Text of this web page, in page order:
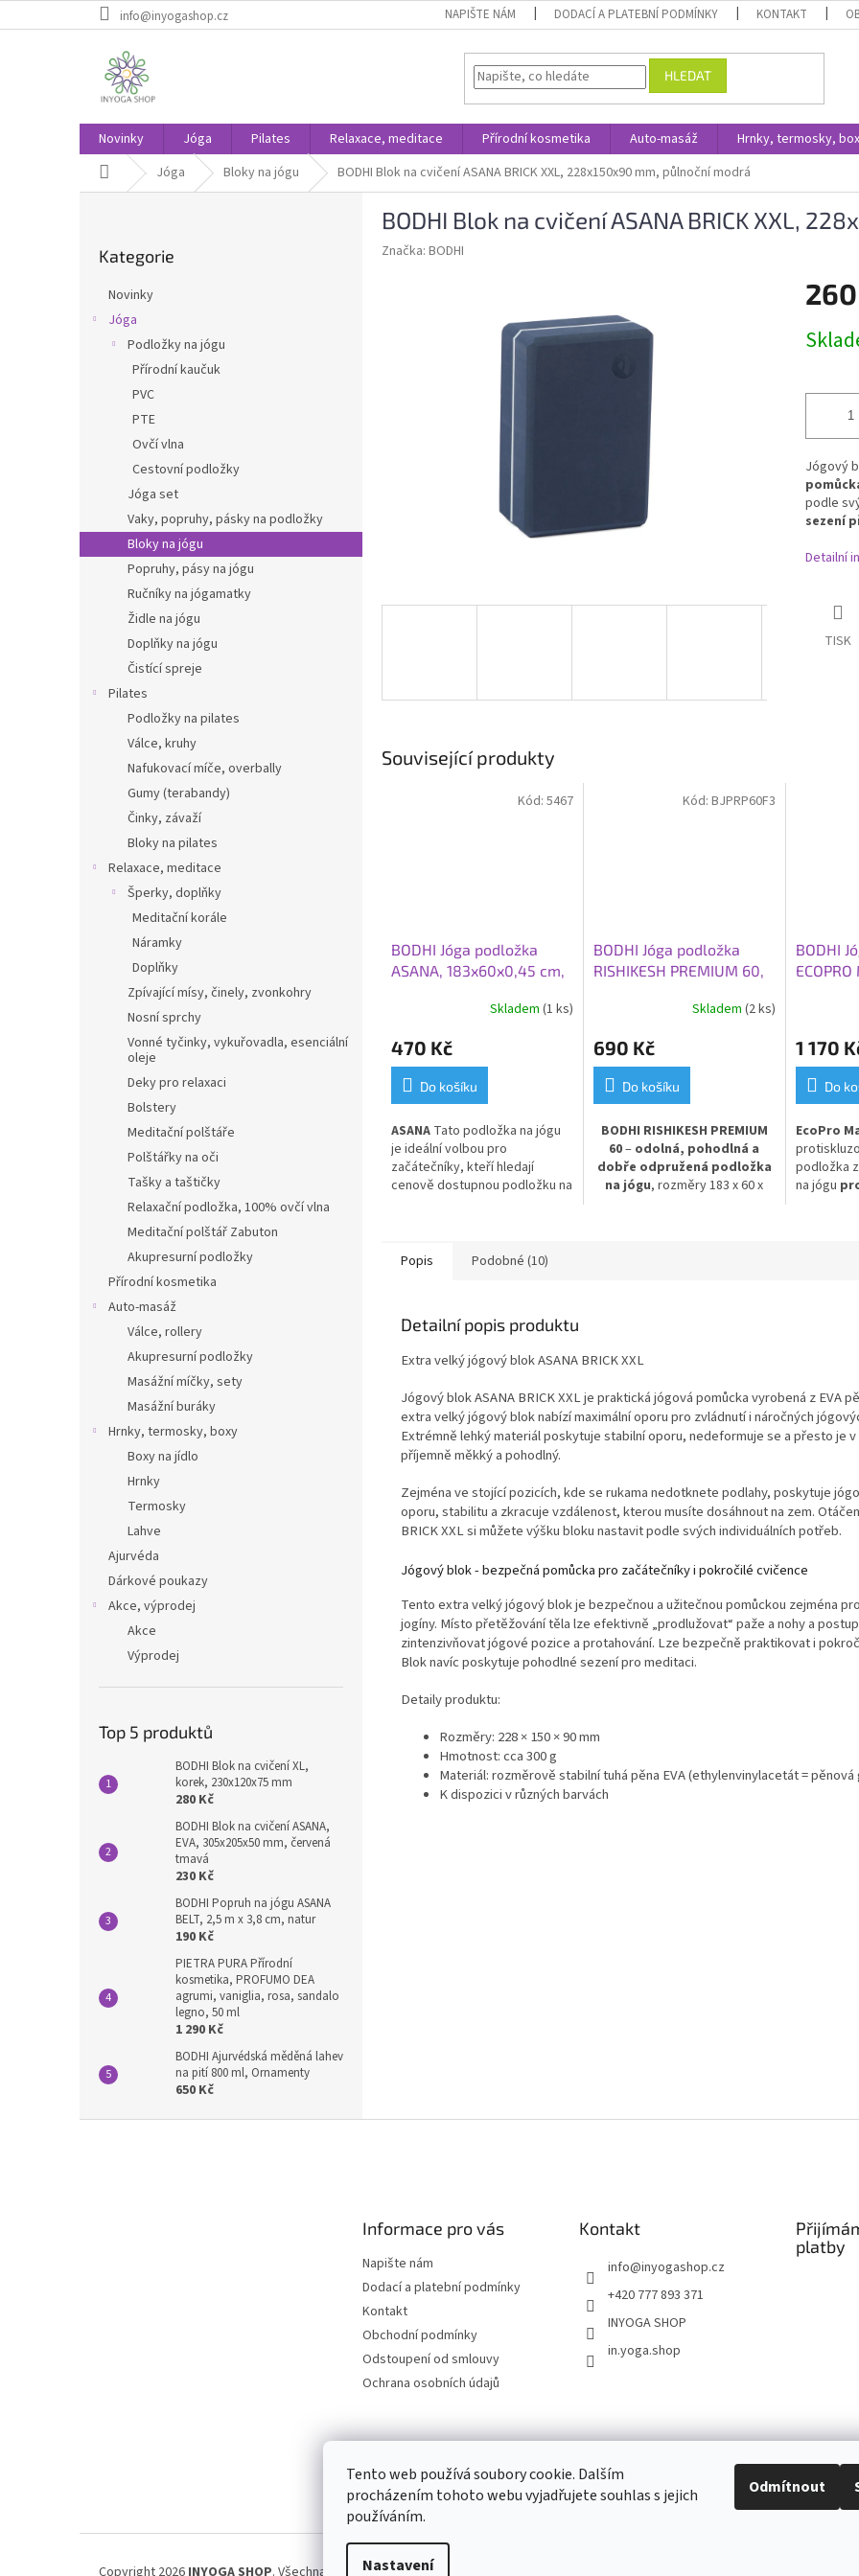
Tento web používá soubory cookie. Dalším
procházením tohoto webu vyjadřujete souhlas s jejich
používáním.
Nastavení
Odmítnout
na
info@inyogashop.cz NAPIŠTE NÁM DODACÍ A PLATEBNÍ PODMÍNKY KONTAKT
HLEDAT
Novinky Jóga Pilates Relaxace, meditace Přírodní kosmetika Auto-masáž Hrnky, termosky,
Domů Jóga Bloky na jógu BODHI Blok na cvičení ASANA BRICK XXL, 228x150x90 mm, půlnoční modrá
kategorie
Kategorie
Novinky
Jóga
Podložky na jógu
Přírodní kaučuk
PVC
PTE
Ovčí vlna
Cestovní podložky
Jóga set
Vaky, popruhy, pásky na podložky
Bloky na jógu
Popruhy, pásy na jógu
Ručníky na jógamatky
Židle na jógu
Doplňky na jógu
Čistící spreje
Pilates
Podložky na pilates
Válce, kruhy
Nafukovací míče, overbally
Gumy (terabandy)
Činky, závaží
Bloky na pilates
Relaxace, meditace
Šperky, doplňky
Meditační korále
Náramky
Doplňky
Zpívající mísy, činely, zvonkohry
Nosní sprchy
Vonné tyčinky, vykuřovadla, esenciální
oleje
Deky pro relaxaci
Bolstery
Meditační polštáře
Polštářky na oči
Tašky a taštičky
Relaxační podložka, 100% ovčí vlna
Meditační polštář Zabuton
Akupresurní podložky
Přírodní kosmetika
Auto-masáž
Válce, rollery
Akupresurní podložky
Masážní míčky, sety
Masážní buráky
Hrnky, termosky, boxy
Boxy na jídlo
Hrnky
Termosky
Lahve
Ajurvéda
Dárkové poukazy
Akce, výprodej
Akce
Výprodej
Top 5 produktů
BODHI Blok na cvičení XL,
korek, 230x120x75 mm
280 Kč
BODHI Blok na cvičení ASANA,
EVA, 305x205x50 mm, červená
tmavá
230 Kč
BODHI Popruh na jógu ASANA
BELT, 2,5 m x 3,8 cm, natur
190 Kč
PIETRA PURA Přírodní
kosmetika, PROFUMO DEA
agrumi, vaniglia, rosa, sandalo
legno, 50 ml
1 290 Kč
BODHI Ajurvédská měděná lahev
na pití 800 ml, Ornamenty
650 Kč
BODHI Blok na cvičení ASANA BRICK XXL,
Značka: BODHI
cena:
Jógový
podle
sezení
Detailní
TISK
Související produkty
BODHI Jóga podložka
ASANA, 183x60x0,45 cm,
Skladem (1 ks)
470 Kč
Do košíku
ASANA Tato podložka na jógu
je ideální volbou pro
začátečníky, kteří hledají
cenově dostupnou podložku na
vhodná pro prakticky všechny
Kód: 5467
BODHI Jóga podložka
RISHIKESH PREMIUM 60,
Skladem (2 ks)
690 Kč
Do košíku
BODHI RISHIKESH PREMIUM
60– odolná, pohodlná a
dobře odpružená podložka
na jógu, rozměry 183 x 60 x
Kód: BJPRP60F3
BODHI
1 170
Do
EcoPro
podložka
na jógu
Popis Podobné (10)
Detailní popis produktu
Extra velký jógový blok ASANA BRICK XXL
Jógový blok ASANA BRICK XXL je praktická jógová pomůcka vyrobená z EVA
extra velký jógový blok nabízí maximální oporu pro zvládnutí i náročných
Extrémně lehký materiál poskytuje stabilní oporu, nedeformuje se a přesto je v
příjemně měkký a pohodlný.
Zejména ve stojící pozicích, kde se rukama nedotknete podlahy, poskytuje
oporu, stabilitu a zkracuje vzdálenost, kterou musíte dosáhnout na zem.
BRICK XXL si můžete výšku bloku nastavit podle svých individuálních potřeb.
Jógový blok - bezpečná pomůcka pro začátečníky i pokročilé cvičence
Tento extra velký jógový blok je bezpečnou a užitečnou pomůckou zejména
jogíny. Místo přetěžování těla lze efektivně „prodlužovat“ paže a nohy a
zintenzivňovat jógové pozice a protahování. Lze bezpečně praktikovat i
Blok navíc poskytuje pohodlné sezení pro meditaci.
Detaily produktu:
Rozměry: 228 × 150 × 90 mm
Hmotnost: cca 300 g
Materiál: rozměrově stabilní tuhá pěna EVA (ethylenvinylacetát = pěnová
K dispozici v různých barvách
Informace pro vás
Napište nám
Dodací a platební podmínky
Kontakt
Obchodní podmínky
Odstoupení od smlouvy
Ochrana osobních údajů
Kontakt
info@inyogashop.cz
+420 777 893 371
INYOGA SHOP
in.yoga.shop
platby
Kontakt
Copyright 2026 INYOGA SHOP. Všechna práva vyhrazena.Upravit nastavení cookies